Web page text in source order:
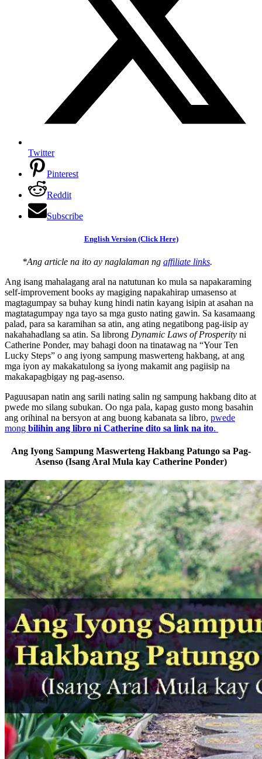
Twitter
Pinterest
Reddit
Subscribe
English Version (Click Here)
*Ang article na ito ay naglalaman ng affiliate links.
Ang isang mahalagang aral na natutunan ko mula sa napakaraming
self-improvement books ay magiging napakahirap umasenso at
magtagumpay sa buhay kung hindi natin kayang isipin at asahan na
magtatagumpay nga tayo sa mga gusto nating gawin. Sa kasamaang
palad, para sa karamihan sa atin, ang ating negatibong pag-iisip ay
nakahahadlang sa atin. Sa librong Dynamic Laws of Prosperity ni
Catherine Ponder, may bahagi doon na tinatawag na “Your Ten
Lucky Steps” o ang iyong sampung maswerteng hakbang, at ang
mga iyon ay makakatulong sa iyong makamit ang pagiisip na
makakapagbigay ng pag-asenso.
Paguusapan natin ang sarili nating salin ng sampung hakbang dito at
pwede mo silang subukan. Oo nga pala, kapag gusto mong basahin
ang orihinal na bersyon at ang buong kabanata sa libro, pwede
mong bilihin ang libro ni Catherine dito sa link na ito.
Ang Iyong Sampung Maswerteng Hakbang Patungo sa Pag-
Asenso (Isang Aral Mula kay Catherine Ponder)